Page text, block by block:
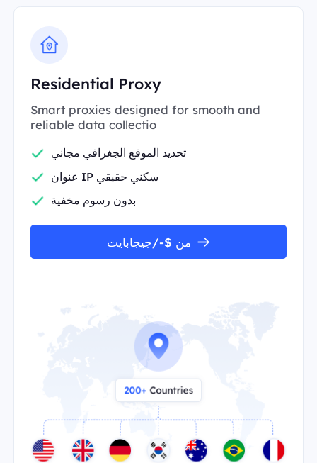
Residential Proxy
Smart proxies designed for smooth and
reliable data collectio
تحديد الموقع الجغرافي مجاني
عنوان IP سكني حقيقي
بدون رسوم مخفية
من $-/جيجابايت